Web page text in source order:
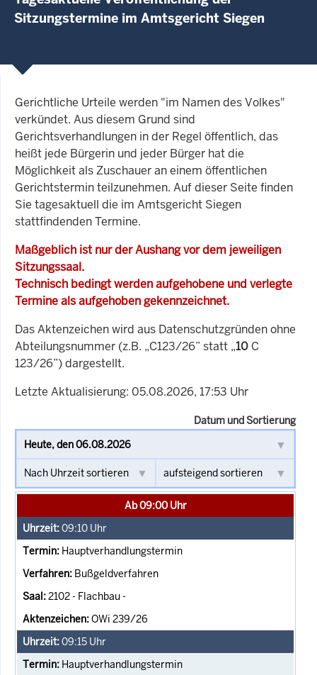
Sitzungstermine im Amtsgericht Siegen
Gerichtliche Urteile werden "im Namen des Volkes"
verkündet. Aus diesem Grund sind
Gerichtsverhandlungen in der Regel öffentlich, das
heißt jede Bürgerin und jeder Bürger hat die
Möglichkeit als Zuschauer an einem öffentlichen
Gerichtstermin teilzunehmen. Auf dieser Seite finden
Sie tagesaktuell die im Amtsgericht Siegen
stattfindenden Termine.
Maßgeblich ist nur der Aushang vor dem jeweiligen
Sitzungssaal.
Technisch bedingt werden aufgehobene und verlegte
Termine als aufgehoben gekennzeichnet.
Das Aktenzeichen wird aus Datenschutzgründen ohne
Abteilungsnummer (z.B. „C123/26” statt „10 C
123/26”) dargestellt.
Letzte Aktualisierung: 05.08.2026, 17:53 Uhr
Datum und Sortierung
Ab 09:00 Uhr
09:10 Uhr
Hauptverhandlungstermin
Bußgeldverfahren
2102 - Flachbau -
OWi 239/26
09:15 Uhr
Hauptverhandlungstermin